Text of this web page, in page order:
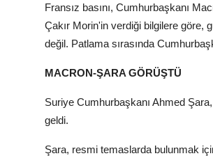
Fransız basını, Cumhurbaşkanı
Çakır Morin'in verdiği bilgilere göre,
değil. Patlama sırasında
MACRON-ŞARA GÖRÜŞTÜ
Suriye Cumhurbaşkanı Ahmed
geldi.
Şara, resmi temaslarda bulunmak